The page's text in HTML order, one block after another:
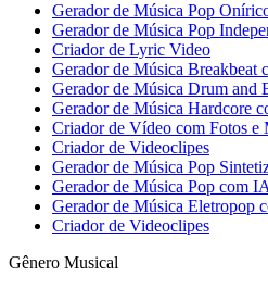
Gerador de Música Pop
Gerador de Música Pop
Criador de Lyric Video
Gerador de Música Breakbeat
Gerador de Música Drum and
Gerador de Música Hardcore
Criador de Vídeo com Fotos e
Criador de Videoclipes
Gerador de Música Pop
Gerador de Música Pop com IA
Gerador de Música Eletropop
Criador de Videoclipes
Gênero Musical